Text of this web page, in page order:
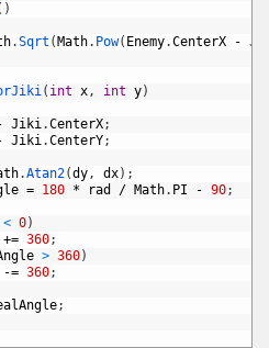
)
.Sqrt ( Math. Pow( Enemy.CenterX -
( int x, int y)
Jiki.CenterX;
Jiki.CenterY;
.Atan2(dy, dx) ;
= 180 * rad / Math. PI - 90;
< 0)
+= 360;
> 360)
-= 360;
;